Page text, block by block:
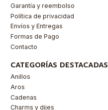
Garantía y reembolso
Política de privacidad
Envíos y Entregas
Formas de Pago
Contacto
CATEGORÍAS DESTACADAS
Anillos
Aros
Cadenas
Charms y dijes